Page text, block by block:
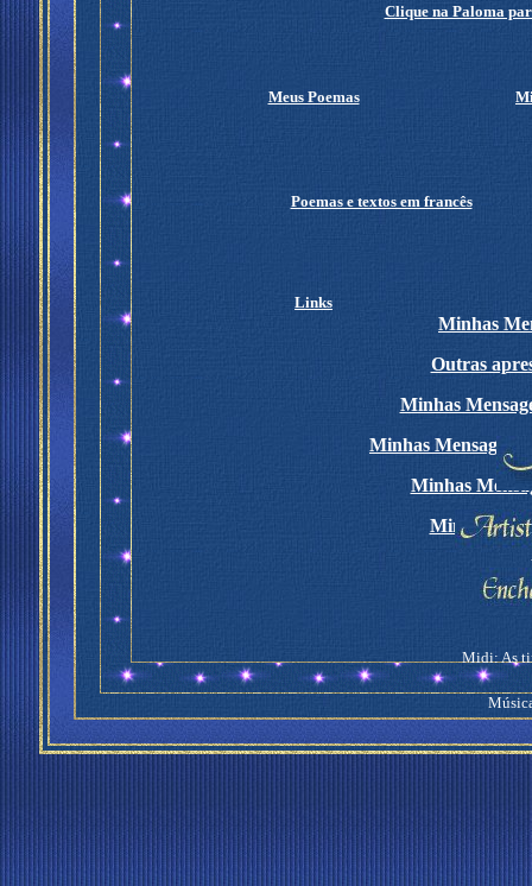
Clique na Paloma
Meus Poemas
Poemas e textos em francês
Links
Minhas
Outras
Minhas
Minhas
Minhas
Minhas
Midi: As